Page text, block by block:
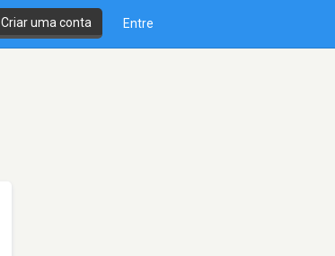
Criar uma conta Entre